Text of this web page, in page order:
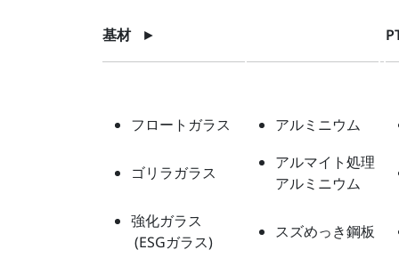
基材 ►
フロートガラス アルミニウム
ゴリラガラス
アルマイト処理
アルミニウム
強化ガラス
(ESGガラス)
スズめっき鋼板